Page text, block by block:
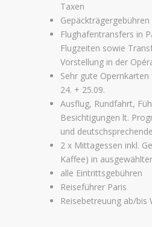
Taxen
Flughafentransfers in
Flugzeiten sowie
Vorstellung in der
Sehr gute
24. + 25.09.
Ausflug, Rundfahrt,
Besichtigungen lt.
und
2 x Mittagessen inkl.
Kaffee) in
alle Eintrittsgebühren
Reiseführer Paris
Reisebetreuung ab/bis